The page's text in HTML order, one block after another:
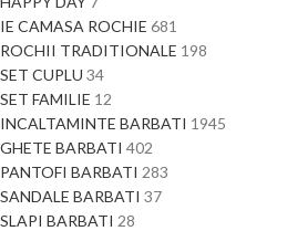
IE CAMASA ROCHIE 681
ROCHII TRADITIONALE 198
SET CUPLU 34
SET FAMILIE 12
INCALTAMINTE BARBATI 1945
GHETE BARBATI 402
PANTOFI BARBATI 283
SANDALE BARBATI 37
SLAPI BARBATI 28